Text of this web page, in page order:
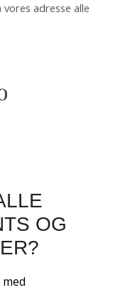
adresse alle
OG